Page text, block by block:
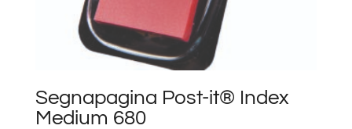
Segnapagina Post-it® Index
Medium 680